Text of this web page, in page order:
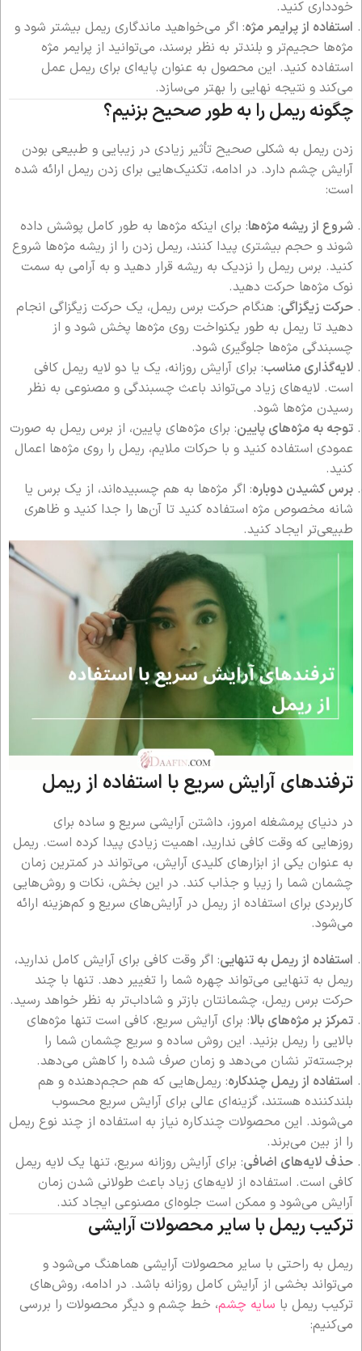
خودداری کنید.
استفاده از پرایمر مژه: اگر می‌خواهید ماندگاری ریمل بیشتر شود و
مژه‌ها حجیم‌تر و بلندتر به نظر برسند، می‌توانید از پرایمر مژه
استفاده کنید. این محصول به عنوان پایه‌ای برای ریمل عمل
می‌کند و نتیجه نهایی را بهتر می‌سازد.
چگونه ریمل را به طور صحیح بزنیم؟
زدن ریمل به شکلی صحیح تأثیر زیادی در زیبایی و طبیعی بودن
آرایش چشم دارد. در ادامه، تکنیک‌هایی برای زدن ریمل ارائه شده
است:
شروع از ریشه مژه‌ها: برای اینکه مژه‌ها به طور کامل پوشش داده
شوند و حجم بیشتری پیدا کنند، ریمل زدن را از ریشه مژه‌ها شروع
کنید. برس ریمل را نزدیک به ریشه قرار دهید و به آرامی به سمت
نوک مژه‌ها حرکت دهید.
حرکت زیگزاگی: هنگام حرکت برس ریمل، یک حرکت زیگزاگی انجام
دهید تا ریمل به طور یکنواخت روی مژه‌ها پخش شود و از
چسبندگی مژه‌ها جلوگیری شود.
لایه‌گذاری مناسب: برای آرایش روزانه، یک یا دو لایه ریمل کافی
است. لایه‌های زیاد می‌تواند باعث چسبندگی و مصنوعی به نظر
رسیدن مژه‌ها شود.
توجه به مژه‌های پایین: برای مژه‌های پایین، از برس ریمل به صورت
عمودی استفاده کنید و با حرکات ملایم، ریمل را روی مژه‌ها اعمال
کنید.
برس کشیدن دوباره: اگر مژه‌ها به هم چسبیده‌اند، از یک برس یا
شانه مخصوص مژه استفاده کنید تا آن‌ها را جدا کنید و ظاهری
طبیعی‌تر ایجاد کنید.
ترفندهای آرایش سریع با استفاده از ریمل
در دنیای پرمشغله امروز، داشتن آرایشی سریع و ساده برای
روزهایی که وقت کافی ندارید، اهمیت زیادی پیدا کرده است. ریمل
به عنوان یکی از ابزارهای کلیدی آرایش، می‌تواند در کمترین زمان
چشمان شما را زیبا و جذاب کند. در این بخش، نکات و روش‌هایی
کاربردی برای استفاده از ریمل در آرایش‌های سریع و کم‌هزینه ارائه
می‌شود.
استفاده از ریمل به تنهایی: اگر وقت کافی برای آرایش کامل ندارید،
ریمل به تنهایی می‌تواند چهره شما را تغییر دهد. تنها با چند
حرکت برس ریمل، چشمانتان بازتر و شاداب‌تر به نظر خواهد رسید.
تمرکز بر مژه‌های بالا: برای آرایش سریع، کافی است تنها مژه‌های
بالایی را ریمل بزنید. این روش ساده و سریع چشمان شما را
برجسته‌تر نشان می‌دهد و زمان صرف شده را کاهش می‌دهد.
استفاده از ریمل چندکاره: ریمل‌هایی که هم حجم‌دهنده و هم
بلندکننده هستند، گزینه‌ای عالی برای آرایش سریع محسوب
می‌شوند. این محصولات چندکاره نیاز به استفاده از چند نوع ریمل
را از بین می‌برند.
حذف لایه‌های اضافی: برای آرایش روزانه سریع، تنها یک لایه ریمل
کافی است. استفاده از لایه‌های زیاد باعث طولانی شدن زمان
آرایش می‌شود و ممکن است جلوه‌ای مصنوعی ایجاد کند.
ترکیب ریمل با سایر محصولات آرایشی
ریمل به راحتی با سایر محصولات آرایشی هماهنگ می‌شود و
می‌تواند بخشی از آرایش کامل روزانه باشد. در ادامه، روش‌های
ترکیب ریمل با سایه چشم، خط چشم و دیگر محصولات را بررسی
می‌کنیم: